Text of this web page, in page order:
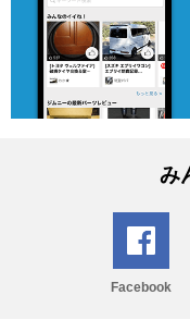
み
Facebook